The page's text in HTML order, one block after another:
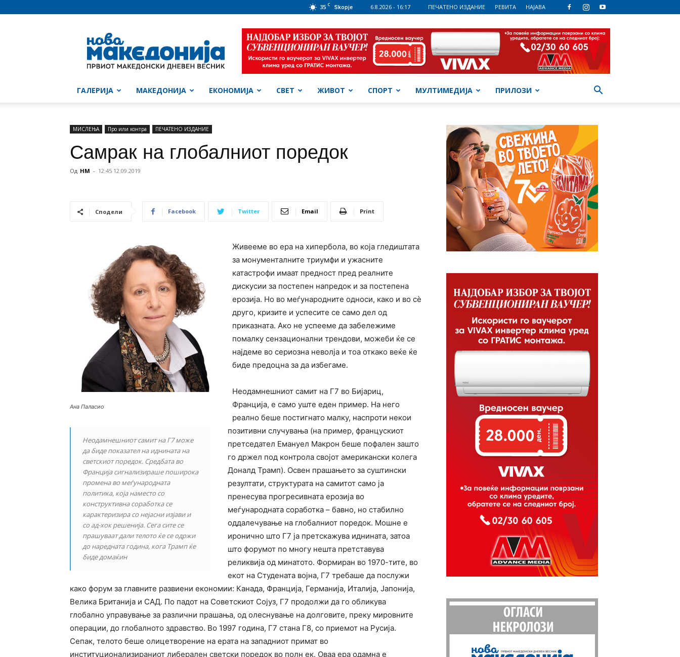
35 C Skopje 6.8.2026 - 16:17 ПЕЧАТЕНО ИЗДАНИЕ РЕВИТА НАЈАВА
Македонија
ГАЛЕРИЈА МАКЕДОНИЈА ЕКОНОМИЈА СВЕТ ЖИВОТ СПОРТ МУЛТИМЕДИЈА ПРИЛОЗИ
МИСЛЕЊА Про или контра ПЕЧАТЕНО ИЗДАНИЕ
Самрак на глобалниот поредок
Од НМ - 12:45 12.09.2019
Сподели Facebook Twitter Email Print
Ана Паласио
Неодамнешниот самит на Г7 може
да биде показател на иднината на
светскиот поредок. Средбата во
Франција сигнализираше поширока
промена во меѓународната
политика, која наместо со
конструктивна соработка се
карактеризира со нејасни изјави и
со ад-хок решенија. Сега сите се
прашуваат дали телото ќе се одржи
до наредната година, кога Трамп ќе
биде домаќин
Живееме во ера на хипербола, во која гледиштата
за монументалните триумфи и ужасните
катастрофи имаат предност пред реалните
дискусии за постепен напредок и за постепена
ерозија. Но во меѓународните односи, како и во сè
друго, кризите и успесите се само дел од
приказната. Ако не успееме да забележиме
помалку сензационални трендови, можеби ќе се
најдеме во сериозна неволја и тоа откако веќе ќе
биде предоцна за да избегаме.
Неодамнешниот самит на Г7 во Бијариц,
Франција, е само уште еден пример. На него
реално беше постигнато малку, наспроти некои
позитивни случувања (на пример, францускиот
претседател Емануел Макрон беше пофален зашто
го држел под контрола својот американски колега
Доналд Трамп). Освен прашањето за суштински
резултати, структурата на самитот само ја
пренесува прогресивната ерозија во
меѓународната соработка – бавно, но стабилно
оддалечување на глобалниот поредок. Мошне е
иронично што Г7 ја претскажува иднината, затоа
што форумот по многу нешта претставува
реликвија од минатото. Формиран во 1970-тите, во
екот на Студената војна, Г7 требаше да послужи
како форум за главните развиени економии: Канада, Франција, Германија, Италија, Јапонија,
Велика Британија и САД. По падот на Советскиот Сојуз, Г7 продолжи да го обликува
глобално управување за различни прашања, од олеснување на долговите, преку мировните
операции, до глобалното здравство. Во 1997 година, Г7 стана Г8, со приемот на Русија.
Сепак, телото беше олицетворение на ерата на западниот примат во
институционализираниот либерален светски поредок во полн ек. Оваа ера одамна е